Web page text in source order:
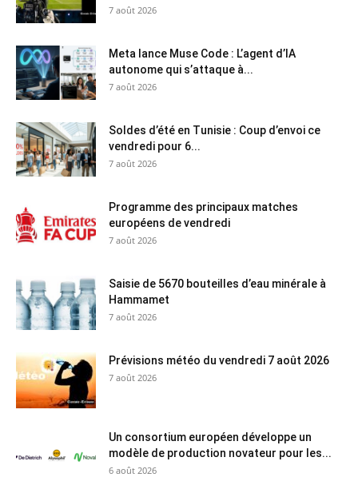
7 août 2026
Meta lance Muse Code : L’agent d’IA
autonome qui s’attaque à...
7 août 2026
Soldes d’été en Tunisie : Coup d’envoi ce
vendredi pour 6...
7 août 2026
Programme des principaux matches
européens de vendredi
7 août 2026
Saisie de 5670 bouteilles d’eau minérale à
Hammamet
7 août 2026
Prévisions météo du vendredi 7 août 2026
7 août 2026
Un consortium européen développe un
modèle de production novateur pour les...
6 août 2026